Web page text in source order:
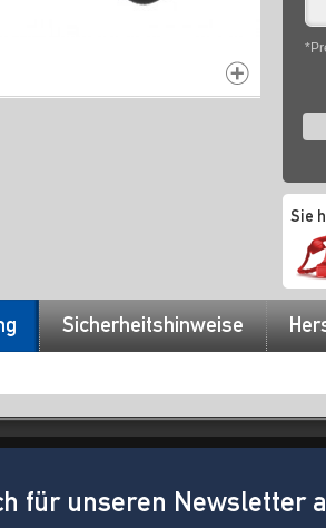
Sie
Sicherheitshinweise
für unseren Newsletter